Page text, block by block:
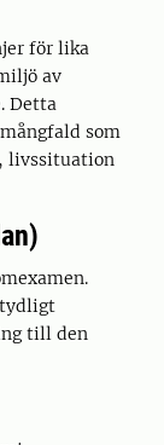
för lika
av
Detta
som
livssituation
till den